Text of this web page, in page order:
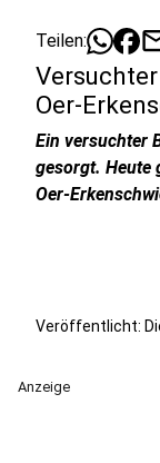
Teilen:
Oer-
Ein versuchter
gesorgt. Heute
Oer-
Veröffentlicht:
Anzeige